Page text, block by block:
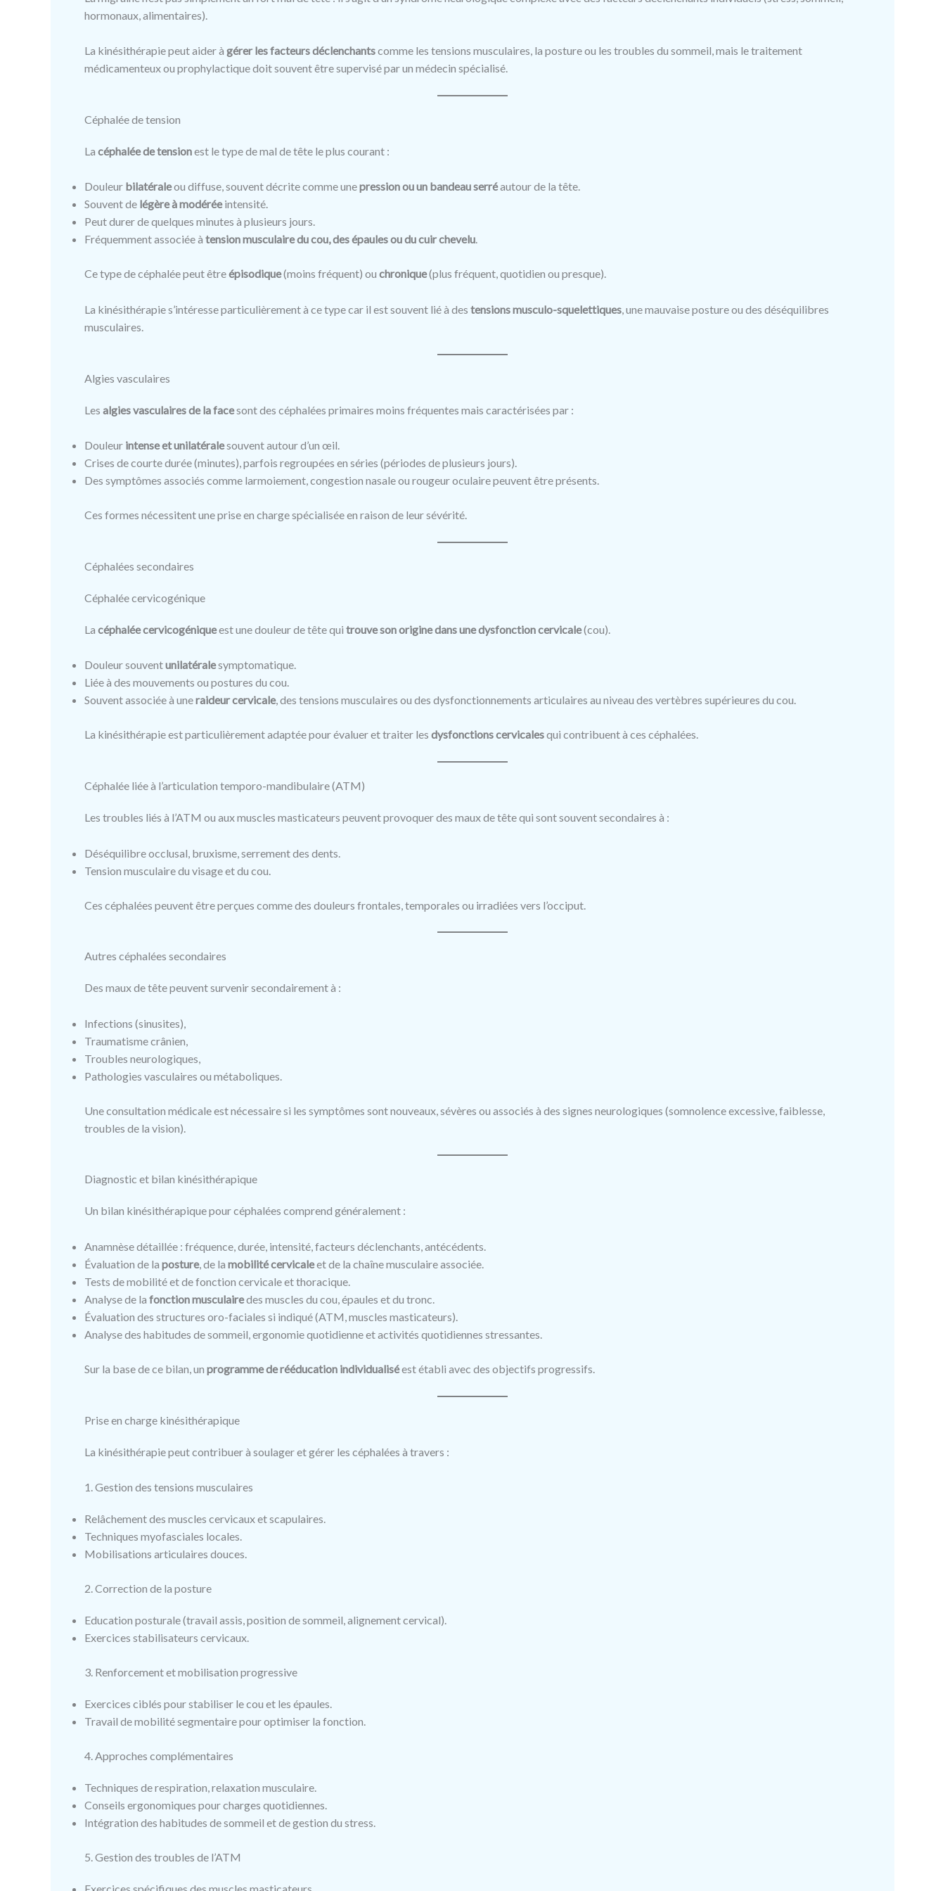
hormonaux, alimentaires).
La kinésithérapie peut aider à gérer les facteurs déclenchantscomme les tensions musculaires, la posture ou les troubles du sommeil, mais le traitement
médicamenteux ou prophylactique doit souvent être supervisé par un médecin spécialisé.
Céphalée de tension
La céphalée de tensionest le type de mal de tête le plus courant :
Douleur bilatéraleou diffuse, souvent décrite comme unepression ou un bandeau serréautour de la tête.
Souvent de légère à modéréeintensité.
Peut durer de quelques minutes à plusieurs jours.
Fréquemment associée à tension musculaire du cou, des épaules ou du cuir chevelu.
Ce type de céphalée peut êtreépisodique(moins fréquent) ou chronique(plus fréquent, quotidien ou presque).
La kinésithérapie s’intéresse particulièrement à ce type car il est souvent lié à des tensions musculo-squelettiques, une mauvaise posture ou des déséquilibres
musculaires.
Algies vasculaires
Les algies vasculaires de la facesont des céphalées primaires moins fréquentes mais caractérisées par :
Douleur intense et unilatéralesouvent autour d’un œil.
Crises de courte durée (minutes), parfois regroupées en séries (périodes de plusieurs jours).
Des symptômes associés comme larmoiement, congestion nasale ou rougeur oculaire peuvent être présents.
Ces formes nécessitent une prise en charge spécialisée en raison de leur sévérité.
Céphalées secondaires
Céphalée cervicogénique
La céphalée cervicogéniqueest une douleur de tête qui trouve son origine dans une dysfonction cervicale(cou).
Douleur souventunilatéralesymptomatique.
Liée à des mouvements ou postures du cou.
Souvent associée à uneraideur cervicale, des tensions musculaires ou des dysfonctionnements articulaires au niveau des vertèbres supérieures du cou.
La kinésithérapie est particulièrement adaptée pour évaluer et traiter les dysfonctions cervicalesqui contribuent à ces céphalées.
Céphalée liée à l’articulation temporo-mandibulaire (ATM)
Les troubles liés à l’ATM ou aux muscles masticateurs peuvent provoquer des maux de tête qui sont souvent secondaires à :
Déséquilibre occlusal, bruxisme, serrement des dents.
Tension musculaire du visage et du cou.
Ces céphalées peuvent être perçues comme des douleurs frontales, temporales ou irradiées vers l’occiput.
Autres céphalées secondaires
Des maux de tête peuvent survenir secondairement à :
Infections (sinusites),
Traumatisme crânien,
Troubles neurologiques,
Pathologies vasculaires ou métaboliques.
Une consultation médicale est nécessaire si les symptômes sont nouveaux, sévères ou associés à des signes neurologiques (somnolence excessive, faiblesse,
troubles de la vision).
Diagnostic et bilan kinésithérapique
Un bilan kinésithérapique pour céphalées comprend généralement :
Anamnèse détaillée : fréquence, durée, intensité, facteurs déclenchants, antécédents.
Évaluation de la posture, de la mobilité cervicaleet de la chaîne musculaire associée.
Tests de mobilité et de fonction cervicale et thoracique.
Analyse de la fonction musculairedes muscles du cou, épaules et du tronc.
Évaluation des structures oro-faciales si indiqué (ATM, muscles masticateurs).
Analyse des habitudes de sommeil, ergonomie quotidienne et activités quotidiennes stressantes.
Sur la base de ce bilan, un programme de rééducation individualiséest établi avec des objectifs progressifs.
Prise en charge kinésithérapique
La kinésithérapie peut contribuer à soulager et gérer les céphalées à travers :
1. Gestion des tensions musculaires
Relâchement des muscles cervicaux et scapulaires.
Techniques myofasciales locales.
Mobilisations articulaires douces.
2. Correction de la posture
Education posturale (travail assis, position de sommeil, alignement cervical).
Exercices stabilisateurs cervicaux.
3. Renforcement et mobilisation progressive
Exercices ciblés pour stabiliser le cou et les épaules.
Travail de mobilité segmentaire pour optimiser la fonction.
4. Approches complémentaires
Techniques de respiration, relaxation musculaire.
Conseils ergonomiques pour charges quotidiennes.
Intégration des habitudes de sommeil et de gestion du stress.
5. Gestion des troubles de l’ATM